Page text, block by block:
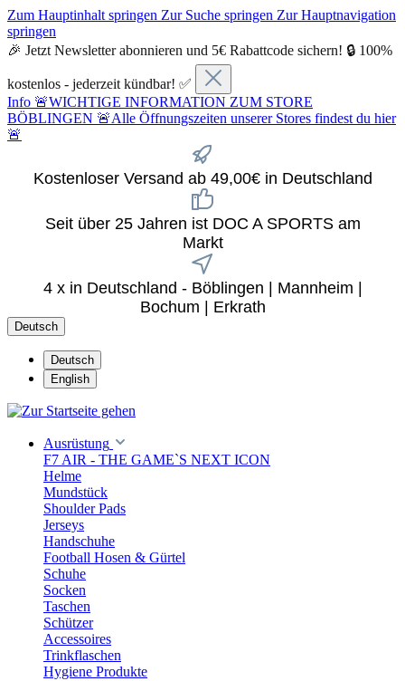
Zum Hauptinhalt springen Zur Suche springen Zur Hauptnavigation
springen
🎉 Jetzt Newsletter abonnieren und 5€ Rabattcode sichern! 🔒 100%
kostenlos - jederzeit kündbar! ✅
Info 🚨WICHTIGE INFORMATION ZUM STORE
BÖBLINGEN 🚨Alle Öffnungszeiten unserer Stores findest du hier
🚨
Kostenloser Versand ab 49,00€ in Deutschland
Seit über 25 Jahren ist DOC A SPORTS am
Markt
4 x in Deutschland - Böblingen | Mannheim |
Bochum | Erkrath
Deutsch
Deutsch
English
Ausrüstung
F7 AIR - THE GAME`S NEXT ICON
Helme
Mundstück
Shoulder Pads
Jerseys
Handschuhe
Football Hosen & Gürtel
Schuhe
Socken
Taschen
Schützer
Accessoires
Trinkflaschen
Hygiene Produkte